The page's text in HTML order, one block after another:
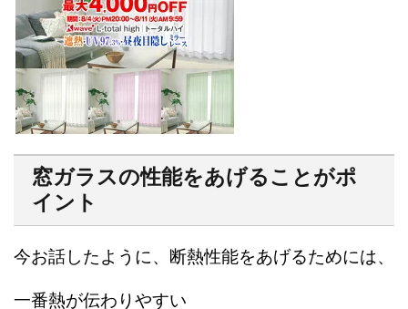
窓ガラスの性能をあげることがポ
イント
今お話したように、断熱性能をあげるためには、
一番熱が伝わりやすい